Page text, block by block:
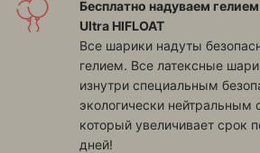
Бесплатно надуваем
Ultra HIFLOAT
Все шарики надуты
гелием. Все латексные
изнутри специальным
экологически нейтральным
который увеличивает срок
дней!